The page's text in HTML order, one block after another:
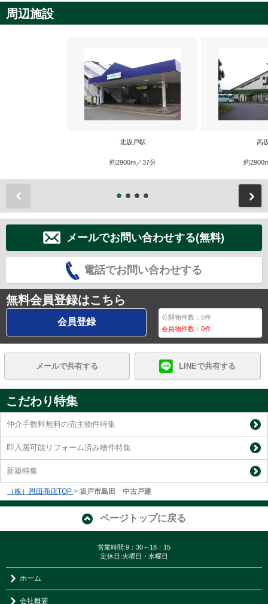
周辺施設
北坂戸駅
約2900m／37分
高
約
メールでお問い合わせする(無料)
電話でお問い合わせする
無料会員登録はこちら
会員登録 公開物件数：0件
会員物件数：0件
メールで共有する LINEで共有する
こだわり特集
仲介手数料無料の売主物件特集
即入居可能リフォーム済み物件特集
新築特集
（株）恩田商店TOP > 坂戸市島田 中古戸建
ページトップに戻る
営業時間:9：30～18：15
定休日:火曜日・水曜日
ホーム
会社概要